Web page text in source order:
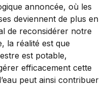
annoncée, où les
deviennent de plus en
de reconsidérer notre
la réalité est que
est potable,
efficacement cette
peut ainsi contribuer